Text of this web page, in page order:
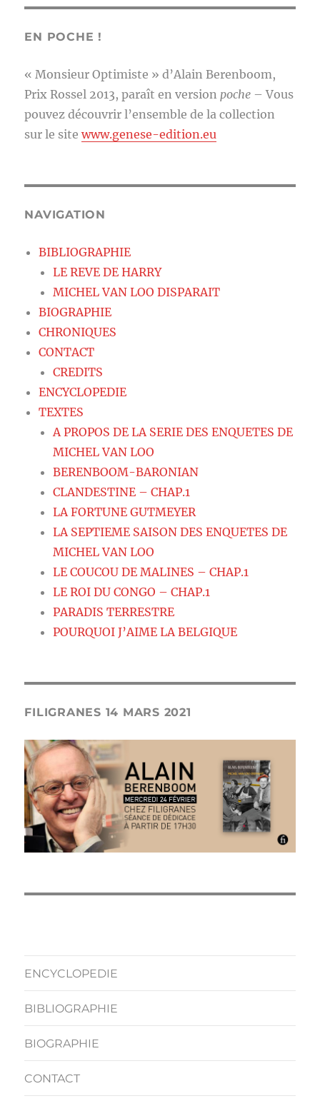
EN POCHE !
« Monsieur Optimiste » d’Alain Berenboom,
Prix Rossel 2013, paraît en version poche – Vous
pouvez découvrir l’ensemble de la collection
sur le sitewww.genese-edition.eu
NAVIGATION
BIBLIOGRAPHIE
LE REVE DE HARRY
MICHEL VAN LOO DISPARAIT
BIOGRAPHIE
CHRONIQUES
CONTACT
CREDITS
ENCYCLOPEDIE
TEXTES
A PROPOS DE LA SERIE DES ENQUETES DE
MICHEL VAN LOO
BERENBOOM-BARONIAN
CLANDESTINE – CHAP.1
LA FORTUNE GUTMEYER
LA SEPTIEME SAISON DES ENQUETES DE
MICHEL VAN LOO
LE COUCOU DE MALINES – CHAP.1
LE ROI DU CONGO – CHAP.1
PARADIS TERRESTRE
POURQUOI J’AIME LA BELGIQUE
FILIGRANES 14 MARS 2021
ENCYCLOPEDIE
BIBLIOGRAPHIE
BIOGRAPHIE
CONTACT